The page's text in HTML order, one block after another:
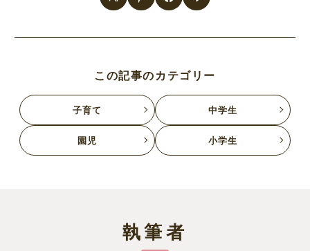
この記事のカテゴリー
子育て 中学生
園児 小学生
執筆者